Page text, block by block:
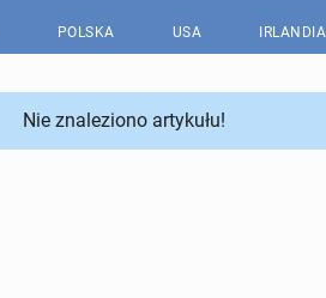
POLSKA USA IRLANDIA
Nie znaleziono artykułu!